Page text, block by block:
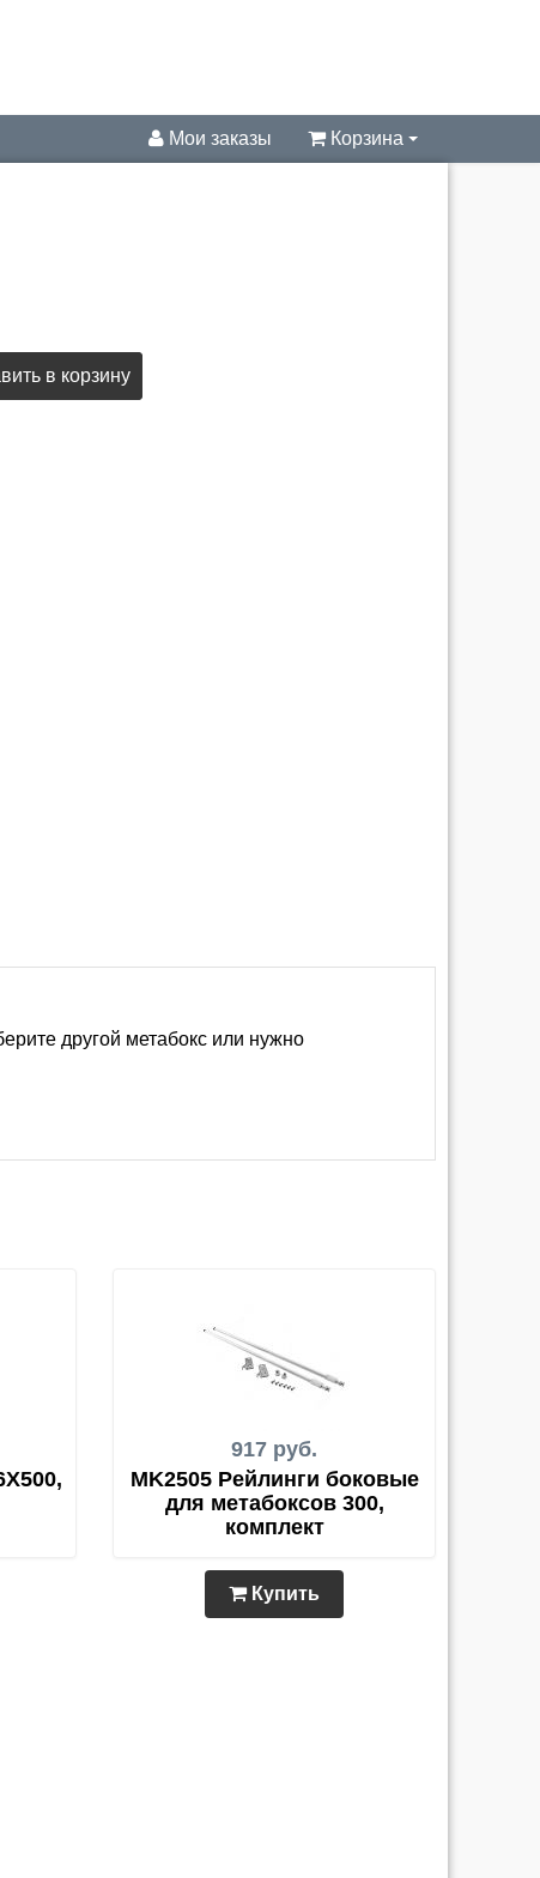
Мои заказы Корзина
в корзину
другой метабокс или нужно
917 руб.
MK2505 Рейлинги боковые
для метабоксов 300,
комплект
Купить